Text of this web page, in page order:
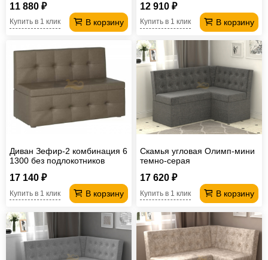
11 880 ₽
В корзину
Купить в 1 клик
12 910 ₽
В корзину
Купить в 1 клик
Диван Зефир-2 комбинация 6
1300 без подлокотников
17 140 ₽
В корзину
Купить в 1 клик
Скамья угловая Олимп-мини
темно-серая
17 620 ₽
В корзину
Купить в 1 клик